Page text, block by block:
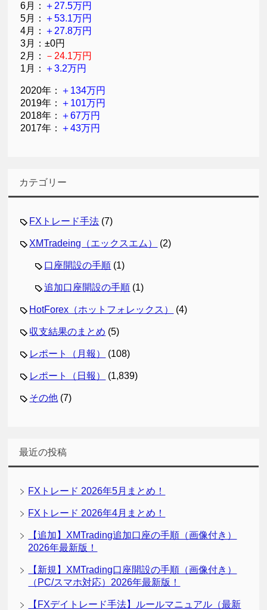
6月： ＋27.5万円
5月： ＋53.1万円
4月： ＋27.8万円
3月：±0円
2月：
－24.1万円
1月： ＋3.2万円
2020年： ＋134万円
2019年： ＋101万円
2018年： ＋67万円
2017年： ＋43万円
カテゴリー
FXトレード手法 (7)
XMTradeing（エックスエム） (2)
口座開設の手順 (1)
追加口座開設の手順 (1)
HotForex（ホットフォレックス） (4)
収支結果のまとめ (5)
レポート（月報） (108)
レポート（日報） (1,839)
その他 (7)
最近の投稿
FXトレード 2026年5月まとめ！
FXトレード 2026年4月まとめ！
【追加】XMTrading追加口座の手順（画像付き）
2026年最新版！
【新規】XMTrading口座開設の手順（画像付き）
（PC/スマホ対応）2026年最新版！
【FXデイトレード手法】ルールマニュアル（最新